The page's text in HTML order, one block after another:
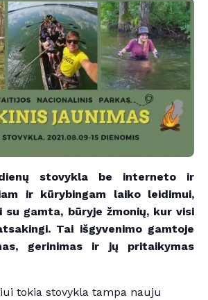
stovykla be interneto ir
ir kūrybingam laiko leidimui,
su gamta, būryje žmonių, kur visi
Tai išgyvenimo gamtoje
gerinimas ir jų pritaikymas
tokia stovykla tampa nauju